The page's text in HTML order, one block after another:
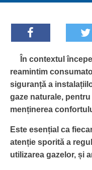
În contextul
reamintim
siguranță a
gaze naturale,
menținerea
Este esențial ca
atenție sporită a
utilizarea gazelor, și